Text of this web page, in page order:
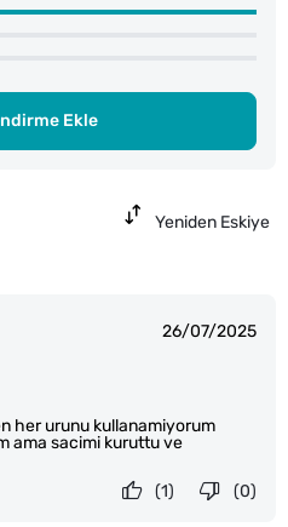
Ekle
Yeniden Eskiye
26/07/2025
her urunu kullanamiyorum
ama sacimi kuruttu ve
(0)
(1)